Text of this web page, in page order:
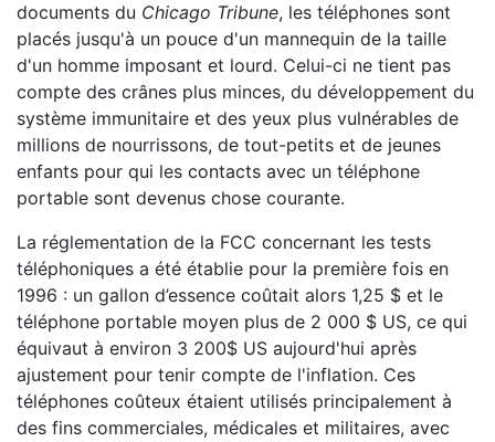
documents du Chicago Tribune, les téléphones sont
placés jusqu'à un pouce d'un mannequin de la taille
d'un homme imposant et lourd. Celui-ci ne tient pas
compte des crânes plus minces, du développement du
système immunitaire et des yeux plus vulnérables de
millions de nourrissons, de tout-petits et de jeunes
enfants pour qui les contacts avec un téléphone
portable sont devenus chose courante.
La réglementation de la FCC concernant les tests
téléphoniques a été établie pour la première fois en
1996 : un gallon d’essence coûtait alors 1,25 $ et le
téléphone portable moyen plus de 2 000 $ US, ce qui
équivaut à environ 3 200$ US aujourd'hui après
ajustement pour tenir compte de l'inflation. Ces
téléphones coûteux étaient utilisés principalement à
des fins commerciales, médicales et militaires, avec